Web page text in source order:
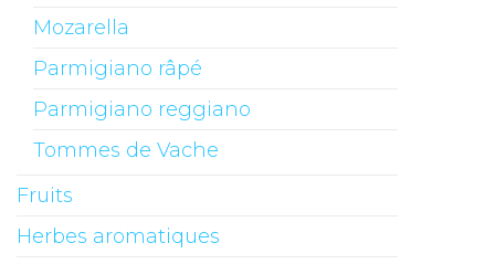
Mozarella
Parmigiano râpé
Parmigiano reggiano
Tommes de Vache
Fruits
Herbes aromatiques